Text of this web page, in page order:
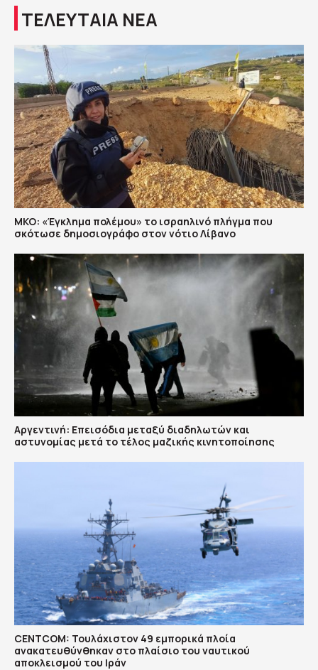
ΤΕΛΕΥΤΑΙΑ ΝΕΑ
ΜΚΟ: «Έγκλημα πολέμου» το ισραηλινό πλήγμα που
σκότωσε δημοσιογράφο στον νότιο Λίβανο
Αργεντινή: Επεισόδια μεταξύ διαδηλωτών και
αστυνομίας μετά το τέλος μαζικής κινητοποίησης
CENTCOM: Τουλάχιστον 49 εμπορικά πλοία
ανακατευθύνθηκαν στο πλαίσιο του ναυτικού
αποκλεισμού του Ιράν